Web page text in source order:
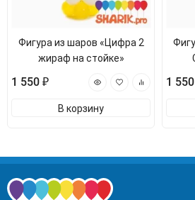
Фигура из шаров «Цифра 2
жираф на стойке»
1 550 ₽
В корзину
1